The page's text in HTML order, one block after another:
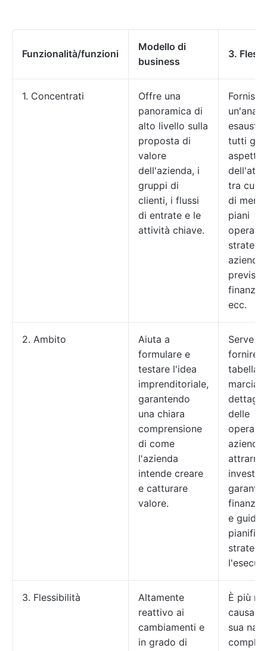
Funzionalità/funzioni
Modello di
business
3.
1. Concentrati
Offre una
panoramica di
alto livello sulla
proposta di
valore
dell'azienda, i
gruppi di
clienti, i flussi
di entrate e le
attività chiave.
Fornisce
tutti gli
aspetti
tra cui
di
piani
ecc.
2. Ambito
Aiuta a
formulare e
testare l'idea
imprenditoriale,
garantendo
una chiara
comprensione
di come
l'azienda
intende creare
e catturare
valore.
Serve a
fornire
tabella
marcia
delle
attrarre
e
3. Flessibilità
Altamente
reattivo ai
cambiamenti e
in grado di
È più
causa
sua